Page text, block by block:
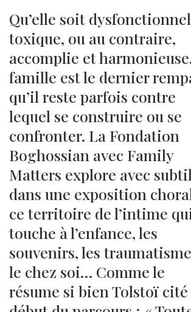
Qu’elle soit
toxique, ou au contraire,
accomplie et
famille est le dernier
qu’il reste parfois contre
lequel se construire ou se
confronter. La Fondation
Boghossian avec Family
Matters explore avec
dans une exposition
ce territoire de l’intime
touche à l’enfance, les
souvenirs, les
le chez soi… Comme le
résume si bien Tolstoï cité